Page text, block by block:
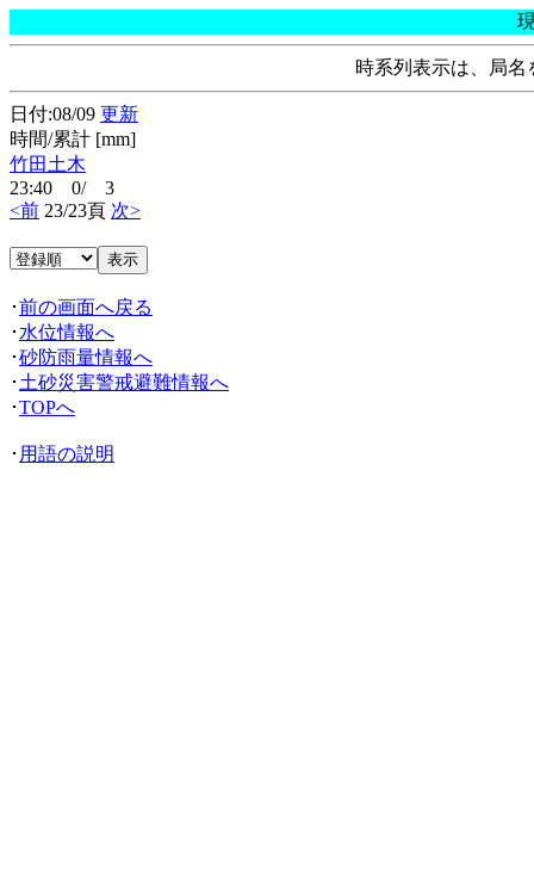
時系列表示は、局
日付:08/09 更新
時間/累計 [mm]
竹田土木
23:40 0/ 3
<前 23/23頁 次>
･前の画面へ戻る
･ 水位情報へ
･砂防雨量情報へ
･ 土砂災害警戒避難情報へ
･TOPへ
･ 用語の説明